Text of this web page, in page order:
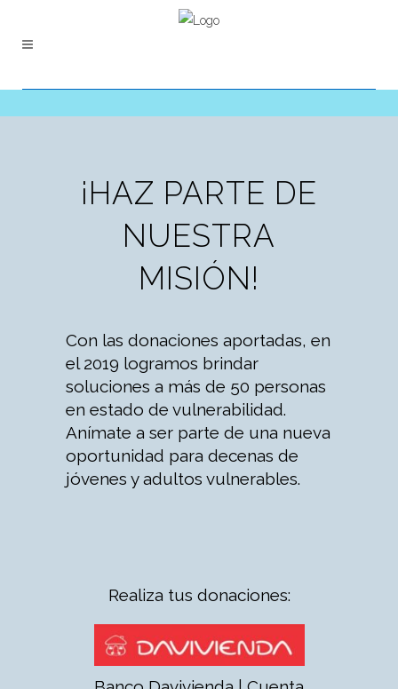
¡HAZ PARTE DE
NUESTRA
MISIÓN!
Con las donaciones aportadas, en
el 2019 logramos brindar
soluciones a más de 50 personas
en estado de vulnerabilidad.
Anímate a ser parte de una nueva
oportunidad para decenas de
jóvenes y adultos vulnerables.
Realiza tus donaciones: